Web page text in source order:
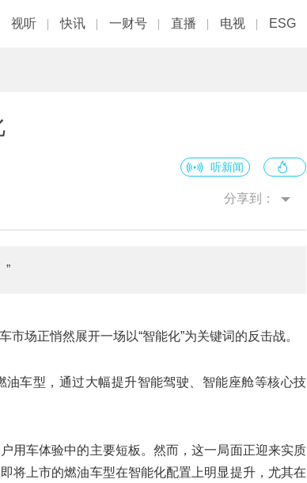
视听 快讯 一财号 直播 电视 ESG
听新闻
分享到：
”
场正悄然展开一场以“智能化”为关键词的反击战。
车型，通过大幅提升智能驾驶、智能座舱等核心技
用车体验中的主要短板。然而，这一局面正迎来实质
将上市的燃油车型在智能化配置上明显提升，尤其在